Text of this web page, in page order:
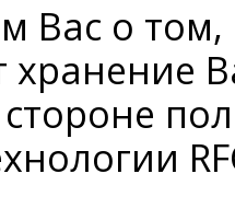
Вас о
хранение